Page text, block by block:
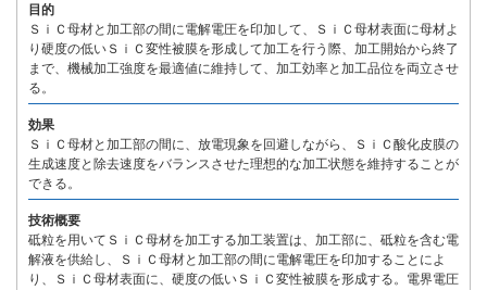
目的
ＳｉＣ母材と加工部の間に電解電圧を印加して、ＳｉＣ母材表面に母材よ
り硬度の低いＳｉＣ変性被膜を形成して加工を行う際、加工開始から終了
まで、機械加工強度を最適値に維持して、加工効率と加工品位を両立させ
る。
効果
ＳｉＣ母材と加工部の間に、放電現象を回避しながら、ＳｉＣ酸化皮膜の
生成速度と除去速度をバランスさせた理想的な加工状態を維持することが
できる。
技術概要
砥粒を用いてＳｉＣ母材を加工する加工装置は、加工部に、砥粒を含む電
解液を供給し、ＳｉＣ母材と加工部の間に電解電圧を印加することによ
り、ＳｉＣ母材表面に、硬度の低いＳｉＣ変性被膜を形成する。電界電圧